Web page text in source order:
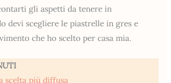
gli aspetti da tenere in
devi scegliere le piastrelle in gres e
che ho scelto per casa mia.
scelta più diffusa